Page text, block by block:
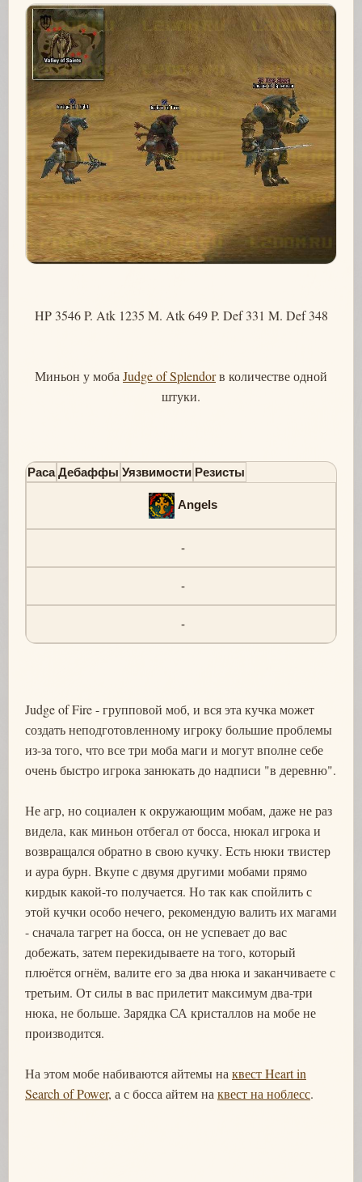
HP 3546 P. Atk 1235 M. Atk 649 P. Def 331 M. Def 348
Миньон у моба Judge of Splendorв количестве одной
штуки.
Раса Дебаффы Уязвимости Резисты
Angels
-
-
-
Judge of Fire - групповой моб, и вся эта кучка может
создать неподготовленному игроку большие проблемы
из-за того, что все три моба маги и могут вполне себе
очень быстро игрока занюкать до надписи "в деревню".
Не агр, но социален к окружающим мобам, даже не раз
видела, как миньон отбегал от босса, нюкал игрока и
возвращался обратно в свою кучку. Есть нюки твистер
и аура бурн. Вкупе с двумя другими мобами прямо
кирдык какой-то получается. Но так как спойлить с
этой кучки особо нечего, рекомендую валить их магами
- сначала тагрет на босса, он не успевает до вас
добежать, затем перекидываете на того, который
плюётся огнём, валите его за два нюка и заканчиваете с
третьим. От силы в вас прилетит максимум два-три
нюка, не больше. Зарядка СА кристаллов на мобе не
производится.
На этом мобе набиваются айтемы на квест Heart in
Search of Power, а с босса айтем на квест на ноблесс.